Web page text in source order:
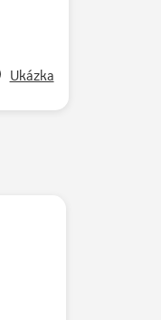
Ukázka